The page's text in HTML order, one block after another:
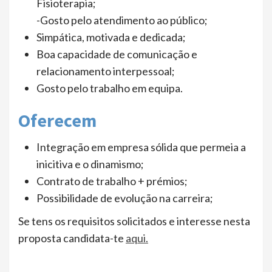
Fisioterapia;
-Gosto pelo atendimento ao público;
Simpática, motivada e dedicada;
Boa capacidade de comunicação e
relacionamento interpessoal;
Gosto pelo trabalho em equipa.
Oferecem
Integração em empresa sólida que permeia a
inicitiva e o dinamismo;
Contrato de trabalho + prémios;
Possibilidade de evolução na carreira;
Se tens os requisitos solicitados e interesse nesta
proposta candidata-te aqui.